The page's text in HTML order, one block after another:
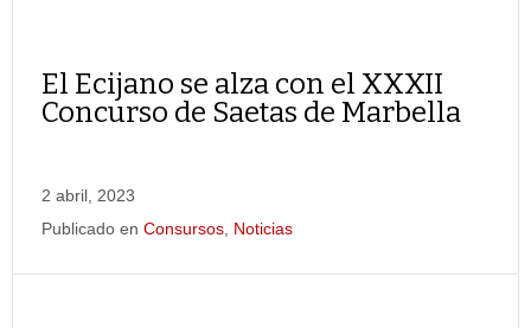
El Ecijano se alza con el XXXII
Concurso de Saetas de Marbella
2 abril, 2023
Publicado en Consursos Noticias